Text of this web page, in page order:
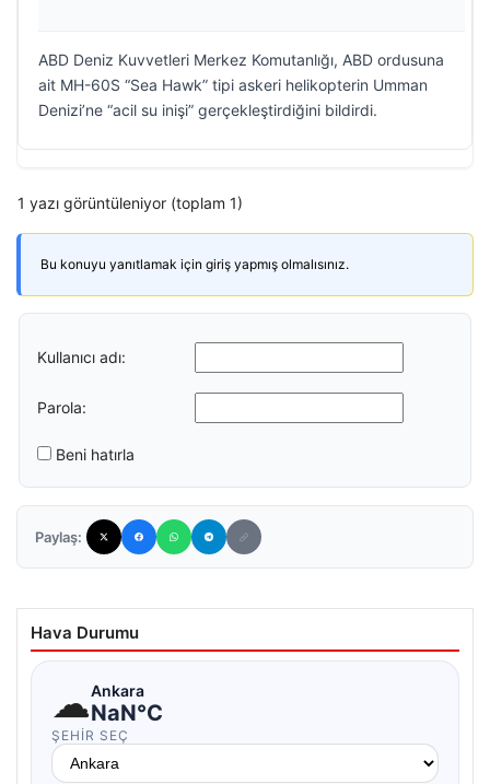
ABD Deniz Kuvvetleri Merkez Komutanlığı, ABD ordusuna
ait MH-60S “Sea Hawk” tipi askeri helikopterin Umman
Denizi’ne “acil su inişi” gerçekleştirdiğini bildirdi.
1 yazı görüntüleniyor (toplam 1)
Bu konuyu yanıtlamak için giriş yapmış olmalısınız.
Kullanıcı adı:
Parola:
Beni hatırla
Paylaş:
Hava Durumu
☁Ankara
NaN°C
ŞEHIR SEÇ